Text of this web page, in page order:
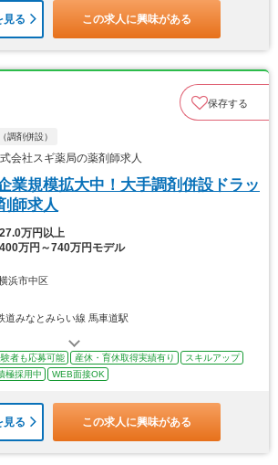
見る この求人に興味がある
保存する
調剤併設）
会社スギ薬局の薬剤師求人
業規模拡大中！大手調剤併設ドラッ
師求人
27.0万円以上
400万円～740万円モデル
浜市中区
道みなとみらい線 馬車道駅
者も応募可能 産休・育休取得実績有り
スキルアップ
極採用中 WEB面接OK
見る この求人に興味がある